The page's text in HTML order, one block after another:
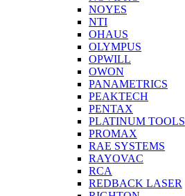
NOYES
NTI
OHAUS
OLYMPUS
OPWILL
OWON
PANAMETRICS
PEAKTECH
PENTAX
PLATINUM TOOLS
PROMAX
RAE SYSTEMS
RAYOVAC
RCA
REDBACK LASER